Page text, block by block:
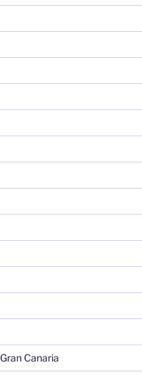
Canaria